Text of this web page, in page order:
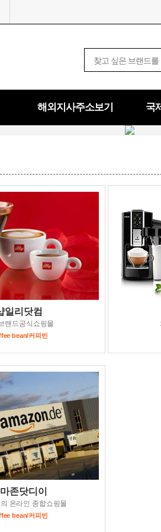
해외지사주소보기 국
일리닷컴
랜드공식쇼핑몰
bean/커피빈
존닷디이
온라인 종합쇼핑몰
bean/커피빈